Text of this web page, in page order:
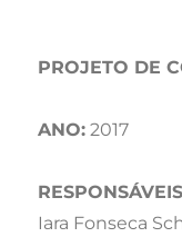
PROJETO DE
ANO: 2017
Iara Fonseca